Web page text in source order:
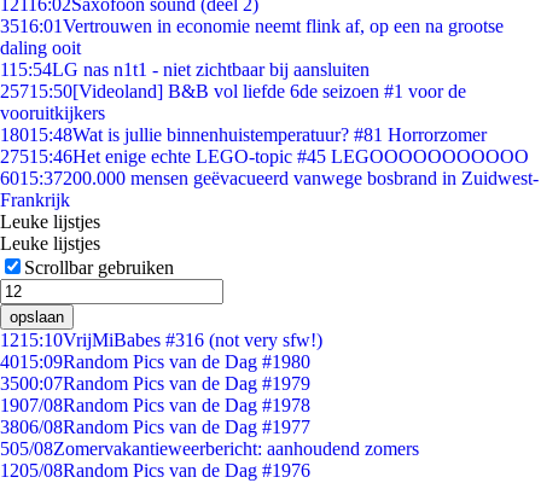
12116:02Saxofoon sound (deel 2)
3516:01Vertrouwen in economie neemt flink af, op een na grootse
daling ooit
115:54LG nas n1t1 - niet zichtbaar bij aansluiten
25715:50[Videoland] B&B vol liefde 6de seizoen #1 voor de
vooruitkijkers
18015:48Wat is jullie binnenhuistemperatuur? #81 Horrorzomer
27515:46Het enige echte LEGO-topic #45 LEGOOOOOOOOOOO
6015:37200.000 mensen geëvacueerd vanwege bosbrand in Zuidwest-
Frankrijk
Leuke lijstjes
Leuke lijstjes
Scrollbar gebruiken
opslaan
1215:10VrijMiBabes #316 (not very sfw!)
4015:09Random Pics van de Dag #1980
3500:07Random Pics van de Dag #1979
1907/08Random Pics van de Dag #1978
3806/08Random Pics van de Dag #1977
505/08Zomervakantieweerbericht: aanhoudend zomers
1205/08Random Pics van de Dag #1976